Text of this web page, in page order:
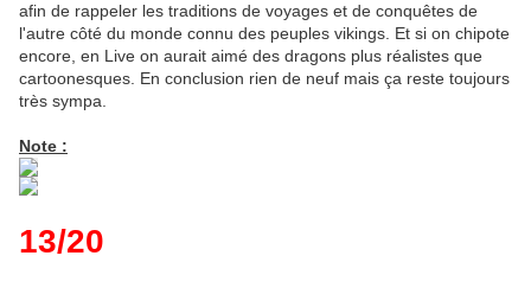
afin de rappeler les traditions de voyages et de conquêtes de
l'autre côté du monde connu des peuples vikings. Et si on chipote
encore, en Live on aurait aimé des dragons plus réalistes que
cartoonesques. En conclusion rien de neuf mais ça reste toujours
très sympa.
Note :
13/20